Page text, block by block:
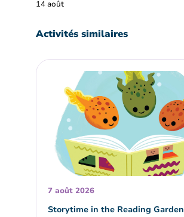
14 août
Activités similaires
7 août 2026
Storytime in the Reading Garden